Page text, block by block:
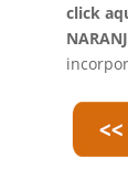
click